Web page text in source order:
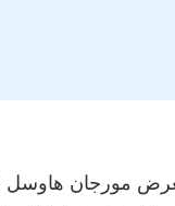
مورجان هاوسل